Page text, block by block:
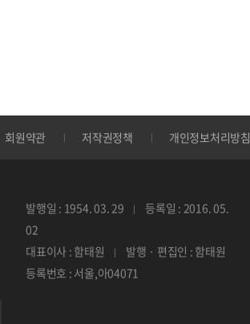
회원약관 저작권정책 개인정보처리방침
발행일 : 1954. 03. 29
등록일 : 2016. 05.
02
대표이사 : 함태원
발행 · 편집인 : 함태원
등록번호 : 서울,아04071